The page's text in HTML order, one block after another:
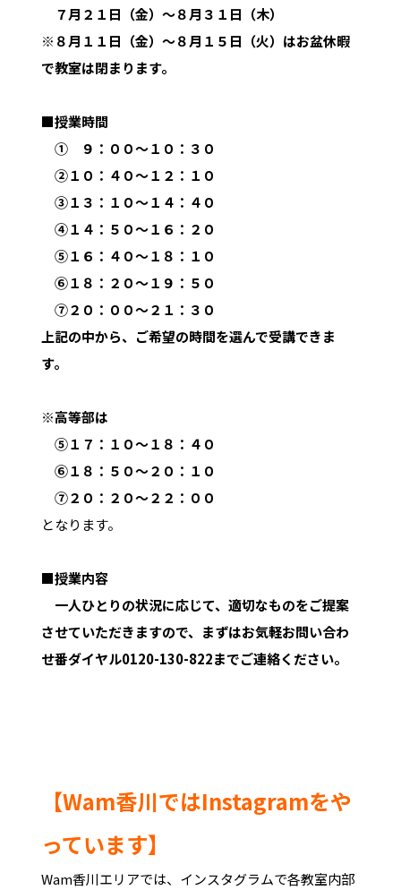
７月２１日（金）～８月３１日（木）
※８月１１日（金）～８月１５日（火）はお盆休暇
で教室は閉まります。
■授業時間
➀ ９：００～１０：３０
➁１０：４０～１２：１０
③１３：１０～１４：４０
④１４：５０～１６：２０
⑤１６：４０～１８：１０
⑥１８：２０～１９：５０
⑦２０：００～２１：３０
上記の中から、ご希望の時間を選んで受講できま
す。
※高等部は
⑤１７：１０～１８：４０
⑥１８：５０～２０：１０
⑦２０：２０～２２：００
となります。
■授業内容
一人ひとりの状況に応じて、適切なものをご提案
させていただきますので、まずはお気軽お問い合わ
せ番ダイヤル0120-130-822までご連絡ください。
【Wam香川ではInstagramをや
っています】
Wam香川エリアでは、インスタグラムで各教室内部